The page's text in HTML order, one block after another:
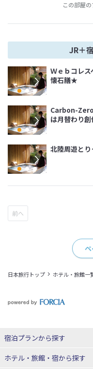
この部屋
JR＋
Ｗｅｂコレ
懐石膳★
Carbon-
は月替わり
北陸周遊と
日本旅行トップ ホテル・旅館一
宿泊プランから探す
北海道
ホテル・旅館・宿から探す